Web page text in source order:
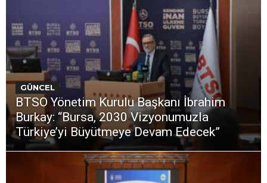
GÜNCEL
BTSO Yönetim Kurulu Başkanı İbrahim
Burkay: “Bursa, 2030 Vizyonumuzla
Türkiye’yi Büyütmeye Devam Edecek”